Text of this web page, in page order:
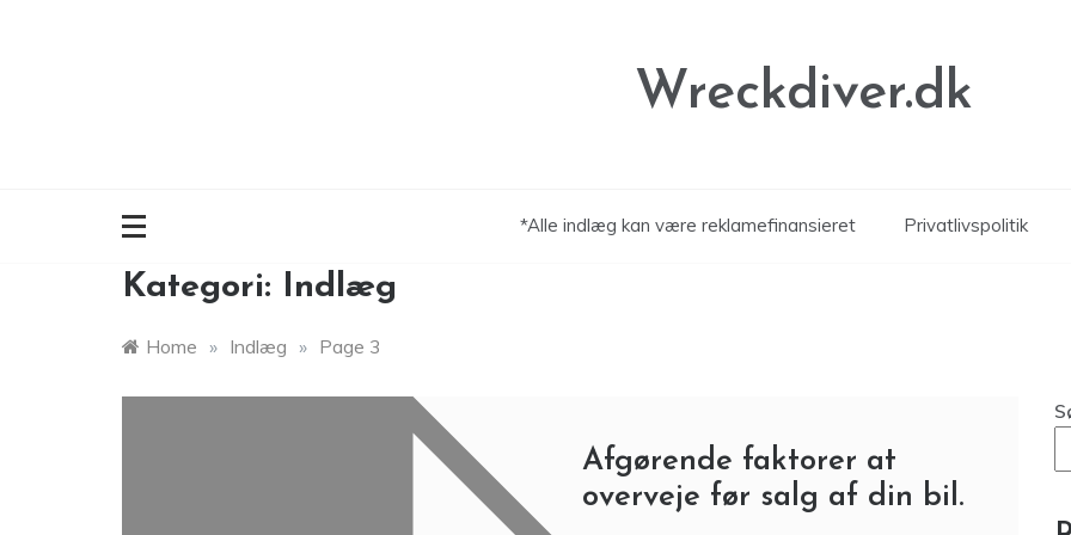
Wreckdiver.dk
*Alle indlæg kan være reklamefinansieret Privatlivspolitik
Kategori: Indlæg
Home » Indlæg » Page 3
Afgørende faktorer at
overveje før salg af din bil.